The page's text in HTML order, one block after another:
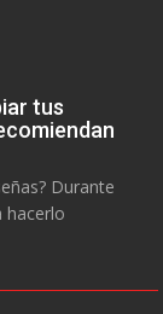
tus
Durante
hacerlo